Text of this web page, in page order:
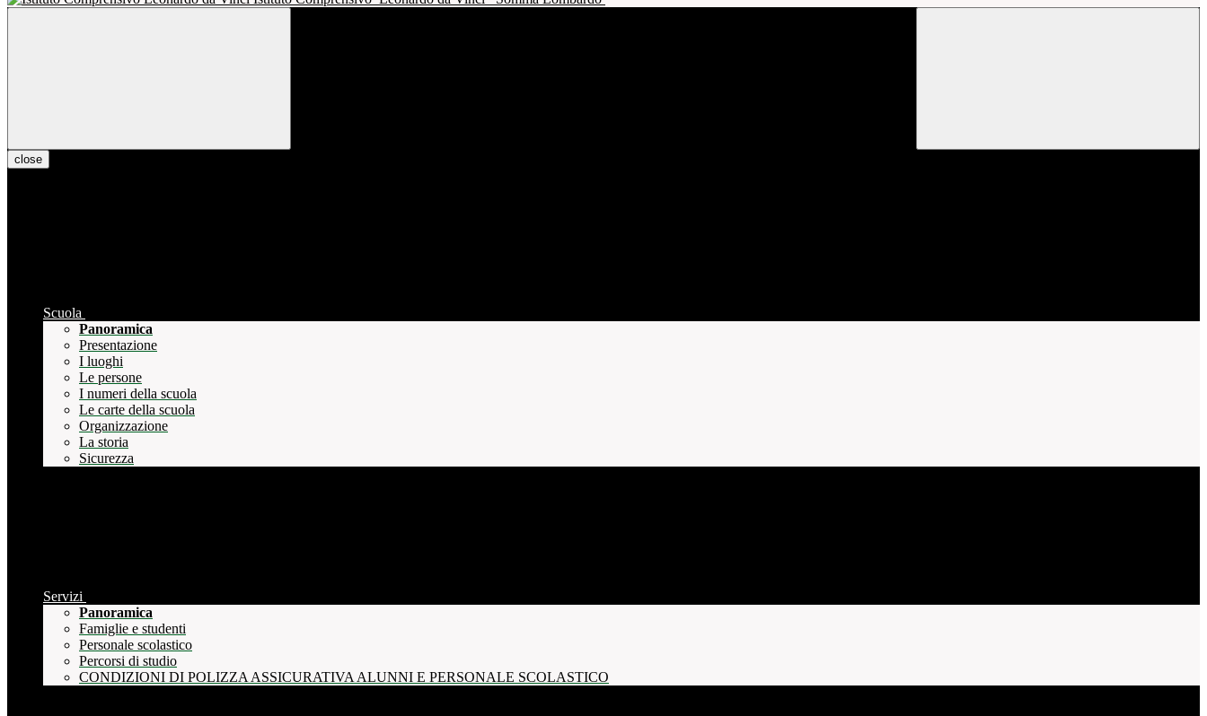
close
Scuola
Panoramica
Presentazione
I luoghi
Le persone
I numeri della scuola
Le carte della scuola
Organizzazione
La storia
Sicurezza
Servizi
Panoramica
Famiglie e studenti
Personale scolastico
Percorsi di studio
CONDIZIONI DI POLIZZA ASSICURATIVA ALUNNI E PERSONALE SCOLASTICO